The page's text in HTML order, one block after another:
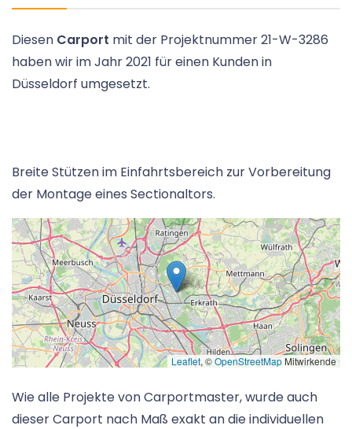
Diesen Carport mit der Projektnummer 21-W-3286
haben wir im Jahr 2021 für einen Kunden in
Düsseldorf umgesetzt.
Breite Stützen im Einfahrtsbereich zur Vorbereitung
der Montage eines Sectionaltors.
Leaflet, ©OpenStreetMapMitwirkende
Wie alle Projekte von Carportmaster, wurde auch
dieser Carport nach Maß exakt an die individuellen